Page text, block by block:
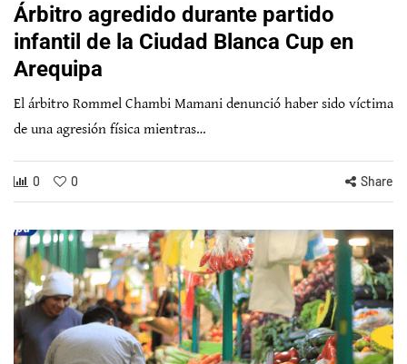
Árbitro agredido durante partido
infantil de la Ciudad Blanca Cup en
Arequipa
El árbitro Rommel Chambi Mamani denunció haber sido víctima
de una agresión física mientras…
0 0 Share